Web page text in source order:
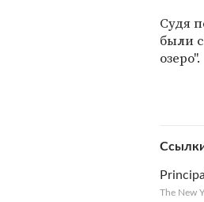
Судя
были
озеро".
The New